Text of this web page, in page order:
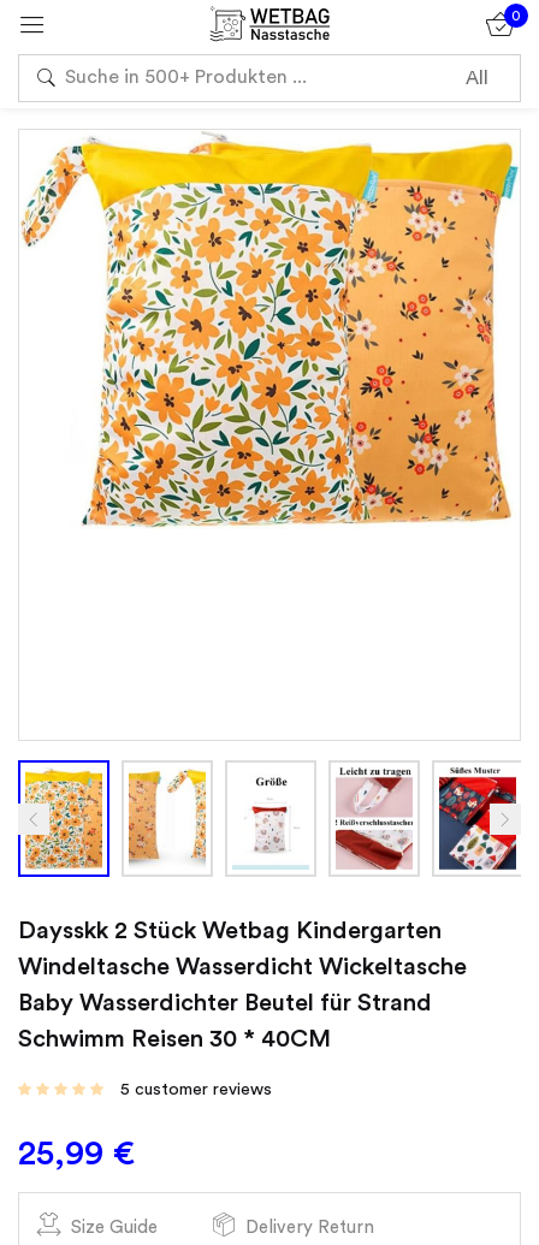
0
Daysskk 2 Stück Wetbag Kindergarten
Windeltasche Wasserdicht Wickeltasche
Baby Wasserdichter Beutel für Strand
Schwimm Reisen 30 * 40CM
5 customer reviews
25,99 €
Size Guide Delivery Return
Sign in
Remember me Lost password?
Log in
Create an account